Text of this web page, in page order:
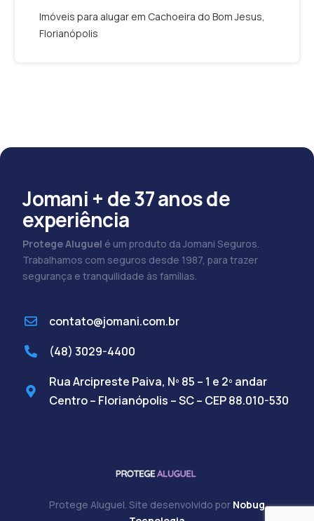
Imóveis para alugar em Cachoeira do Bom Jesus,
Florianópolis
Jomani + de 37 anos de
experiência
Protege Aluguel é um produto da Jomani Seguros.
Trabalhamos com seguros desde 1987, para trazer
segurança e tranquilidade às famílias.
contato@jomani.com.br
(48) 3029-4400
Rua Arcipreste Paiva, Nº 85 – 1 e 2º andar
Centro – Florianópolis – SC – CEP 88.010-530
Protege Aluguel. Site desenvolvido por Nobug